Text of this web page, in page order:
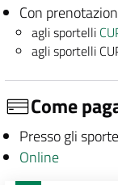
Con
agli sportelli
agli sportelli
Come
Presso gli
Online